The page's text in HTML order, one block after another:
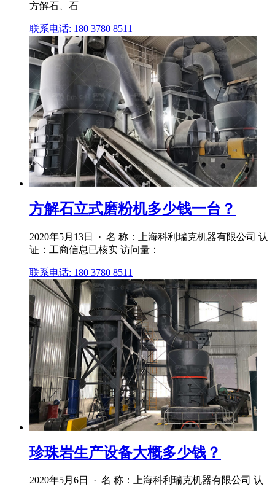
方解石、石
联系电话: 180 3780 8511
方解石立式磨粉机多少钱一台？
2020年5月13日 · 名 称：上海科利瑞克机器有限公司 认
证：工商信息已核实 访问量：
联系电话: 180 3780 8511
珍珠岩生产设备大概多少钱？
2020年5月6日 · 名 称：上海科利瑞克机器有限公司 认